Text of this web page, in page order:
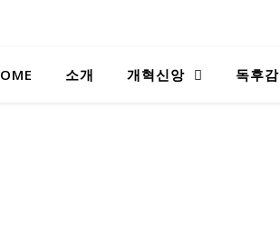
소개 개혁신앙 독후감